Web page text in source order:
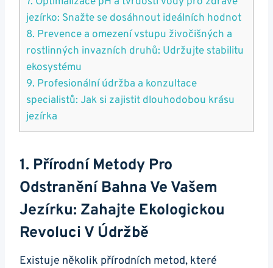
‍jezírko: ⁢Snažte se dosáhnout ideálních ⁣hodnot
8. Prevence a omezení vstupu živočišných a
rostlinných invazních druhů: Udržujte stabilitu‌
ekosystému
9. Profesionální údržba a konzultace
⁤specialistů: Jak si zajistit‍ dlouhodobou krásu
jezírka
1. Přírodní Metody Pro
Odstranění⁤ Bahna​ Ve Vašem
Jezírku: Zahajte Ekologickou
Revoluci V Údržbě
Existuje ⁢několik ⁣přírodních metod, které